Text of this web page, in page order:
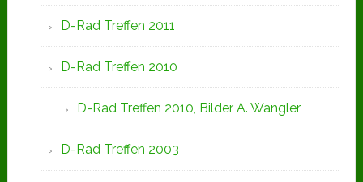
D-Rad Treffen 2011
D-Rad Treffen 2010
D-Rad Treffen 2010, Bilder A. Wangler
D-Rad Treffen 2003